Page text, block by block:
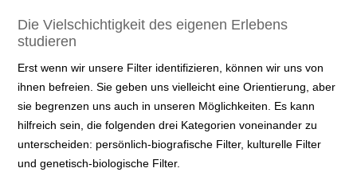
Die Vielschichtigkeit des eigenen Erlebens
studieren
Erst wenn wir unsere Filter identifizieren, können wir uns von
ihnen befreien. Sie geben uns vielleicht eine Orientierung, aber
sie begrenzen uns auch in unseren Möglichkeiten. Es kann
hilfreich sein, die folgenden drei Kategorien voneinander zu
unterscheiden: persönlich-biografische Filter, kulturelle Filter
und genetisch-biologische Filter.